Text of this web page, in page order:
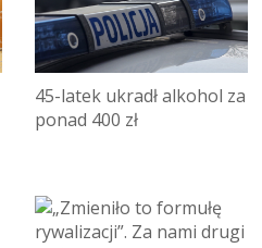
45-latek ukradł alkohol za
ponad 400 zł